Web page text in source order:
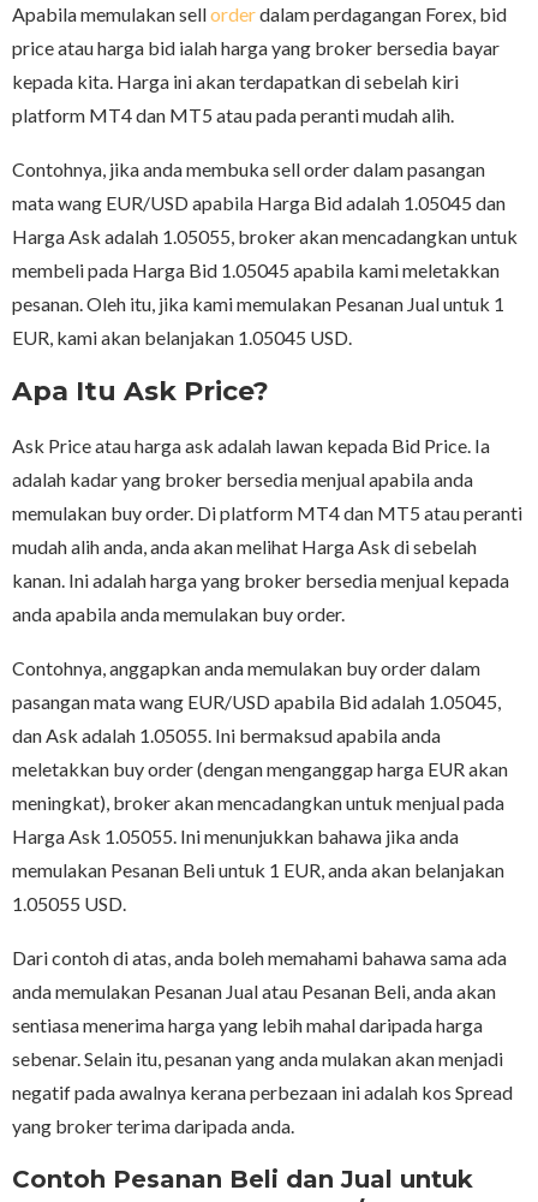
Apabila memulakan sellorderdalam perdagangan Forex, bid
price atau harga bid ialah harga yang broker bersedia bayar
kepada kita. Harga ini akan terdapatkan di sebelah kiri
platform MT4 dan MT5 atau pada peranti mudah alih.
Contohnya, jika anda membuka sell order dalam pasangan
mata wang EUR/USD apabila Harga Bid adalah 1.05045 dan
Harga Ask adalah 1.05055, broker akan mencadangkan untuk
membeli pada Harga Bid 1.05045 apabila kami meletakkan
pesanan. Oleh itu, jika kami memulakan Pesanan Jual untuk 1
EUR, kami akan belanjakan 1.05045 USD.
Apa Itu Ask Price?
Ask Price atau harga ask adalah lawan kepada Bid Price. Ia
adalah kadar yang broker bersedia menjual apabila anda
memulakan buy order. Di platform MT4 dan MT5 atau peranti
mudah alih anda, anda akan melihat Harga Ask di sebelah
kanan. Ini adalah harga yang broker bersedia menjual kepada
anda apabila anda memulakan buy order.
Contohnya, anggapkan anda memulakan buy order dalam
pasangan mata wang EUR/USD apabila Bid adalah 1.05045,
dan Ask adalah 1.05055. Ini bermaksud apabila anda
meletakkan buy order (dengan menganggap harga EUR akan
meningkat), broker akan mencadangkan untuk menjual pada
Harga Ask 1.05055. Ini menunjukkan bahawa jika anda
memulakan Pesanan Beli untuk 1 EUR, anda akan belanjakan
1.05055 USD.
Dari contoh di atas, anda boleh memahami bahawa sama ada
anda memulakan Pesanan Jual atau Pesanan Beli, anda akan
sentiasa menerima harga yang lebih mahal daripada harga
sebenar. Selain itu, pesanan yang anda mulakan akan menjadi
negatif pada awalnya kerana perbezaan ini adalah kos Spread
yang broker terima daripada anda.
Contoh Pesanan Beli dan Jual untuk